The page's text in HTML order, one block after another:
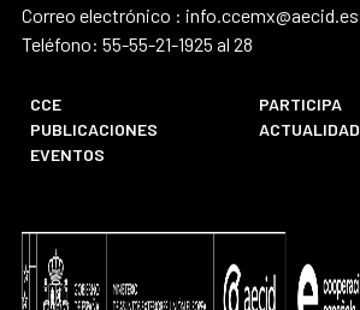
Correo electrónico : info.ccemx@aecid.es
Teléfono: 55-55-21-1925 al 28
CCE
PARTICIPA
PUBLICACIONES
ACTUALIDAD
EVENTOS